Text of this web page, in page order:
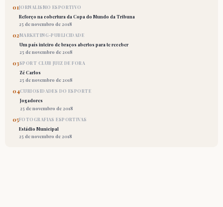
01JORNALISMO ESPORTIVO
Reforço na cobertura da Copa do Mundo da Tribuna
25 de novembro de 2018
02MARKETING-PUBLICIDADE
Um país inteiro de braços abertos para te receber
25 de novembro de 2018
03SPORT CLUB JUIZ DE FORA
Zé Carlos
25 de novembro de 2018
04CURIOSIDADES DO ESPORTE
Jogadores
25 de novembro de 2018
05FOTOGRAFIAS ESPORTIVAS
Estádio Municipal
25 de novembro de 2018